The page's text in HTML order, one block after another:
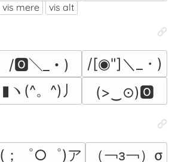
vis mere vis alt
/🅾＼_・)
/[◉"]＼_・)
▮ヽ(^。^)丿 (>‿⊙)🅾
(；゜○゜)ア
（￢з￢）σ